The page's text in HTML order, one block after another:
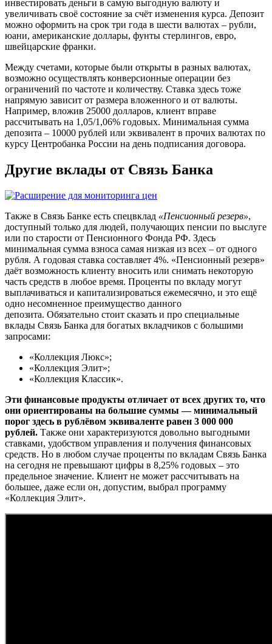
инвестировать деньги в самую выгодную валюту и
увеличивать своё состояние за счёт изменения курса. Депозит
можно оформить на срок три года в шести валютах – рубли,
юани, американские доллары, фунты стерлингов, евро,
швейцарские франки.
Между счетами, которые были открыты в разных валютах,
возможно осуществлять конверсионные операции без
ограничений по частоте и количеству. Ставка здесь тоже
напрямую зависит от размера вложенного и от валюты.
Например, вложив 25000 долларов, клиент вправе
рассчитывать на 1,05/1,06% годовых. Минимальная сумма
депозита – 10000 рублей или эквивалент в прочих валютах по
курсу Центробанка России на день подписания договора.
Другие вклады от Связь Банка
Также в Связь Банке есть спецвклад «Пенсионный резерв»,
доступный только для людей, получающих пенсии по выслуге
или по старости от Пенсионного Фонда РФ. Здесь
минимальная сумма взноса самая низкая из всех – от одного
рубля. А годовая ставка составляет 4%. «Пенсионный резерв»
даёт возможность клиенту вносить или снимать некоторую
часть средств в любое время. Проценты по вкладу могут
выплачиваться и капитализироваться ежемесячно, и это ещё
одно несомненное преимущество данного
депозита. Обязательно стоит сказать и про специальные
вклады Связь Банка для богатых вкладчиков с большими
запросами:
«Коллекция Люкс»;
«Коллекция Элит»;
«Коллекция Классик».
Эти финансовые продукты отличает от всех других то, что
они ориентированы на большие суммы — минимальный
порог здесь в рублёвом эквиваленте равен 3 000 000
рублей. Также они характеризуются довольно выгодными
ставками, удобством управления и получения финансовых
средств. Но в любом случае проценты по вкладам Связь Банка
на сегодня не превышают цифры в 8,25% годовых – это
предельное значение. Клиент не может рассчитывать на
большее, даже если он, допустим, выбрал программу
«Коллекция Элит».